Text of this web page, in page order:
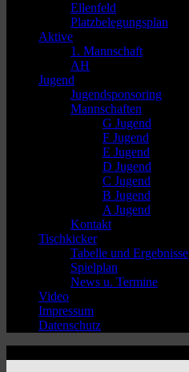
Ellenfeld
Platzbelegungsplan
Aktive
1. Mannschaft
AH
Jugend
Jugendsponsoring
Mannschaften
G Jugend
F Jugend
E Jugend
D Jugend
C Jugend
B Jugend
A Jugend
Kontakt
Tischkicker
Tabelle und Ergebnisse
Spielplan
News u. Termine
Video
Impressum
Datenschutz